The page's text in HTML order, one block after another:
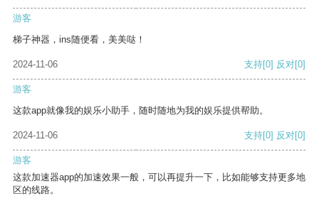
游客
梯子神器，ins随便看，美美哒！
2024-11-06 支持[0] 反对[0]
游客
这款app就像我的娱乐小助手，随时随地为我的娱乐提供帮助。
2024-11-06 支持[0] 反对[0]
游客
这款加速器app的加速效果一般，可以再提升一下，比如能够支持更多地
区的线路。